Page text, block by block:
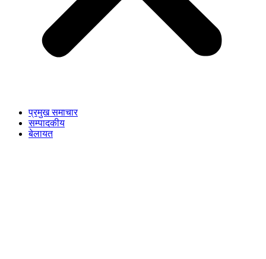
प्रमुख समाचार
सम्पादकीय
बेलायत